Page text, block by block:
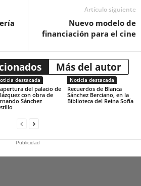
Artículo siguiente
Nuevo modelo de
financiación para el cine
Más del autor
destacada
del palacio de
con obra de
Sánchez
Noticia destacada
Recuerdos de Blanca
Sánchez Berciano, en la
Biblioteca del Reina Sofía
Publicidad